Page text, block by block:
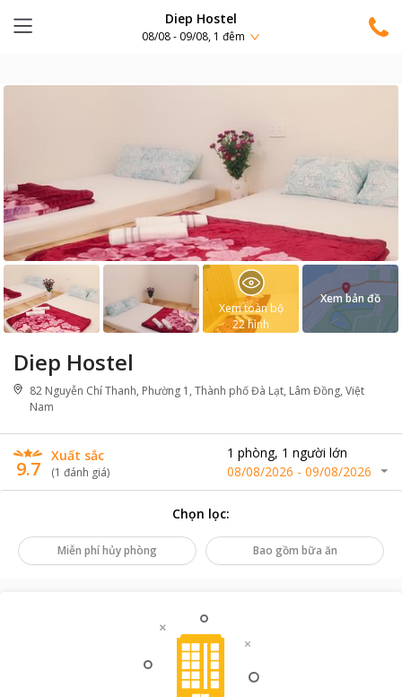
Diep Hostel
08/08 - 09/08, 1 đêm
Diep Hostel
82 Nguyễn Chí Thanh, Phường 1, Thành phố Đà Lạt, Lâm Đồng, Việt
Nam
9.7
Xuất sắc
(1 đánh giá)
1 phòng, 1 người lớn
08/08/2026 - 09/08/2026
Xem toàn bộ
22hình
Xem bản đồ
Chọn lọc:
Miễn phí hủy phòng Bao gồm bữa ăn